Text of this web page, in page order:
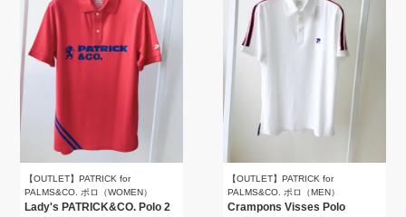
【OUTLET】PATRICK for
PALMS&CO. ポロ（WOMEN）
Lady's PATRICK&CO. Polo 2
【OUTLET】PATRICK for
PALMS&CO. ポロ（MEN）
Crampons Visses Polo